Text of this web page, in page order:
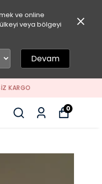
ve online
veya bölgeyi
Devam
KAÇIRMA
0